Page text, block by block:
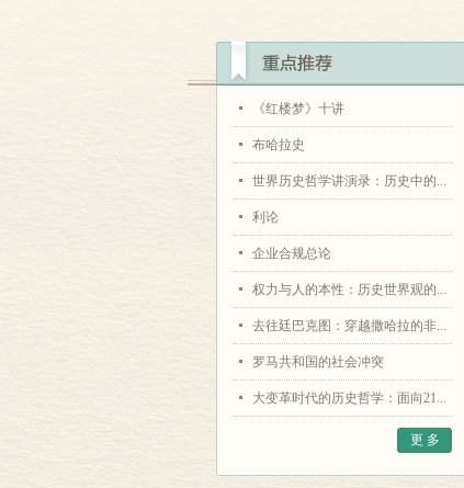
《红楼梦》十讲
布哈拉史
世界历史哲学讲演录：历史中的...
利论
企业合规总论
权力与人的本性：历史世界观的...
去往廷巴克图：穿越撒哈拉的非...
罗马共和国的社会冲突
大变革时代的历史哲学：面向21...
更 多